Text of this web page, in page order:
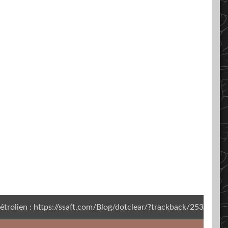
: https://ssaft.com/Blog/dotclear/?trackback/253